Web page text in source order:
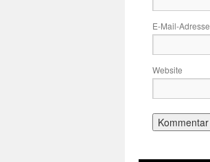
E-Mail-Adresse
Website